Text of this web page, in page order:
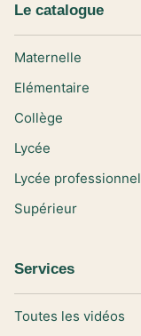
Le catalogue
Maternelle
Elémentaire
Collège
Lycée
Lycée professionnel
Supérieur
Services
Toutes les vidéos